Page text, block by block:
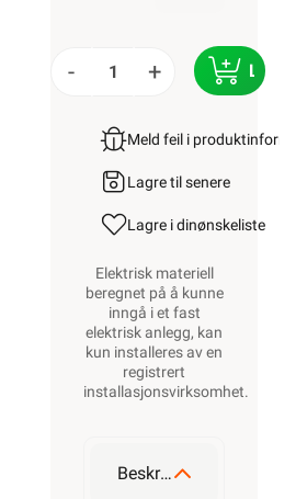
- +
Meld feil i
Lagre til senere
Lagre i dinønskeliste
Elektrisk materiell
beregnet på å kunne
inngå i et fast
elektrisk anlegg, kan
kun installeres av en
registrert
installasjonsvirksomhet.
Beskrivelse